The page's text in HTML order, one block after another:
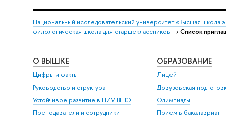
Национальный исследовательский университет «Высшая школа
филологическая школа для старшеклассников → Список
О ВЫШКЕ
Цифры и факты
Руководство и структура
Устойчивое развитие в НИУ ВШЭ
Преподаватели и сотрудники
ОБРАЗОВАНИЕ
Лицей
Довузовская
Олимпиады
Прием в бакалавриат